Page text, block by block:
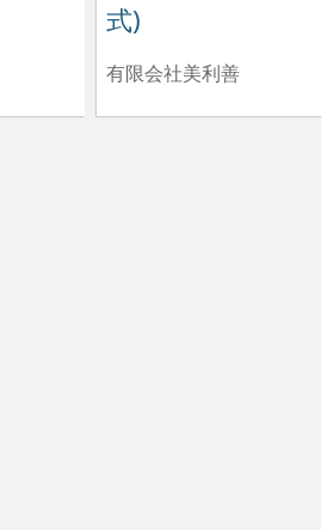
式)
有限会社美利善